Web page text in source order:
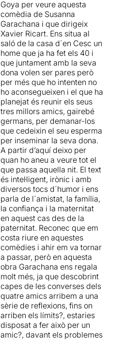
menys mesura, amb un
nivell constant d’intensitat
i diversió. Feia molt de
temps que es demandava
una comèdia que, sense
acollir tòpics, donés al
públic riures i una molt bona
estona.
coherència.
Goya per veure aquesta
comèdia de Susanna
Garachana i que dirigeix
Xavier Ricart. Ens situa al
saló de la casa d´en Cesc un
home que ja ha fet els 40 i
que juntament amb la seva
dona volen ser pares però
per més que ho intenten no
ho aconsegueixen i el que ha
planejat és reunir els seus
tres millors amics, gairebé
germans, per demanar-los
que cedeixin el seu esperma
per inseminar la seva dona.
A partir d’aquí deixo per
quan ho aneu a veure tot el
que passa aquella nit. El text
és intel·ligent, irònic i amb
diversos tocs d´humor i ens
parla de l´amistat, la família,
la confiança i la maternitat
en aquest cas des de la
paternitat. Reconec que em
costa riure en aquestes
comèdies i ahir em va tornar
a passar, però en aquesta
obra Garachana ens regala
molt més, ja que descobrint
capes de les converses dels
quatre amics arribem a una
sèrie de reflexions, fins on
arriben els límits?, estaries
disposat a fer això per un
amic?, davant els problemes